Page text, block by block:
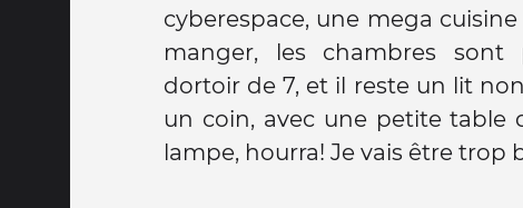
cyberespace, une mega
manger, les chambres sont
dortoir de 7, et il reste un lit
un coin, avec une petite table
lampe, hourra! Je vais être trop